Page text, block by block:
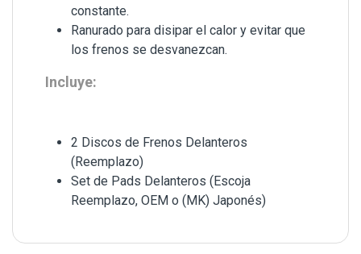
constante.
Ranurado para disipar el calor y evitar que
los frenos se desvanezcan.
Incluye:
2 Discos de Frenos Delanteros
(Reemplazo)
Set de Pads Delanteros (Escoja
Reemplazo, OEM o (MK) Japonés)